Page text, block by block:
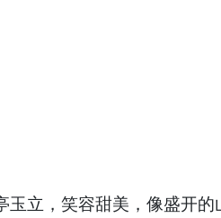
立，笑容甜美，像盛开的